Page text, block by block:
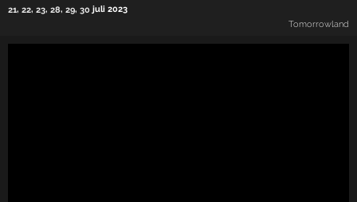
21,22,23,28,29,30 juli 2023
Tomorrowland